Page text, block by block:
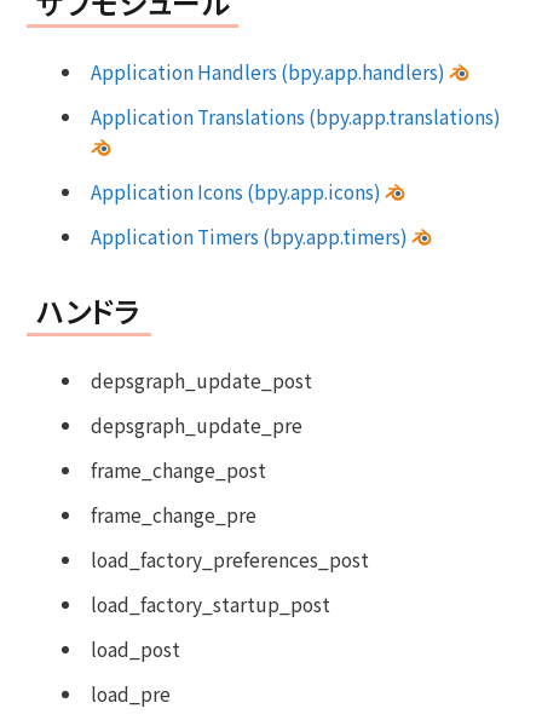
Application Handlers (bpy.app.handlers)
Application Translations (bpy.app.translations)
Application Icons (bpy.app.icons)
Application Timers (bpy.app.timers)
ハンドラ
depsgraph_update_post
depsgraph_update_pre
frame_change_post
frame_change_pre
load_factory_preferences_post
load_factory_startup_post
load_post
load_pre